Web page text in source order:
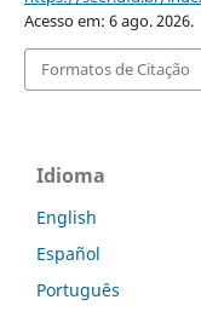
Acesso em: 6 ago. 2026.
Formatos de Citação
Idioma
English
Español
Português